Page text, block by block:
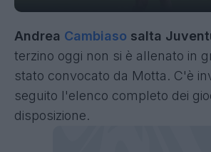
Andrea Cambiaso salta
terzino oggi non si è allenato in
stato convocato da Motta. C'è
seguito l'elenco completo dei
disposizione.